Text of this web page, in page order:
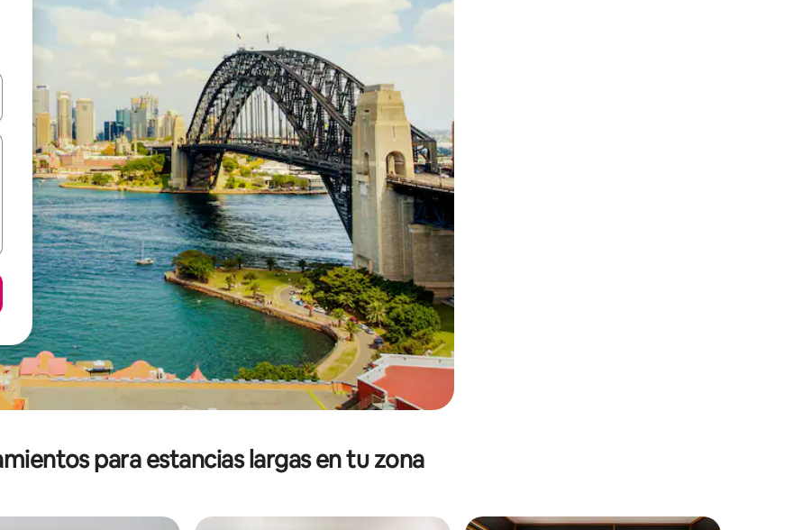
usando las teclas de las flechas hacia arriba y hacia abajo, o bien tocando y deslizando la pantalla.
para estancias largas en tu zona